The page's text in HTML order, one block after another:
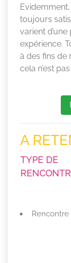
toujours
varient
expérience.
à des fins de
cela n’est
A
TYPE DE
Rencontre